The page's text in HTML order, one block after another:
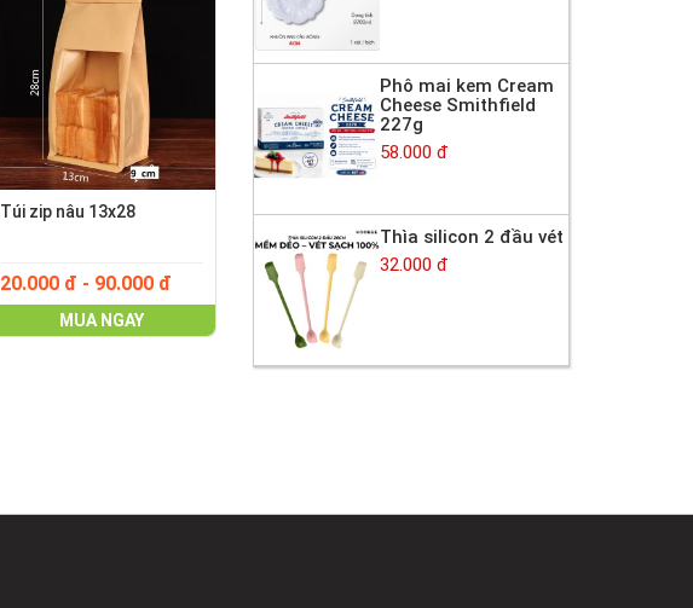
Túi zip nâu 13x28
20.000 đ - 90.000 đ
MUA NGAY
Phô mai kem Cream
Cheese Smithfield
227g
58.000 đ
Thìa silicon 2 đầu vét
32.000 đ